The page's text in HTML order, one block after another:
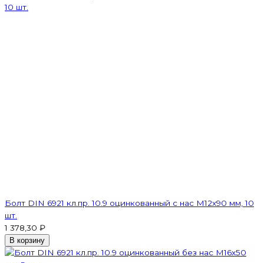
Болт DIN 6921 кл.пр. 10.9 оцинкованный с нас М12х90 мм, 10
шт.
1 378,30 ₽
В корзину